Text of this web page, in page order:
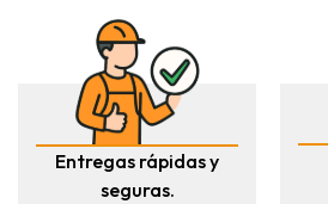
Entregas rápidas y
seguras.